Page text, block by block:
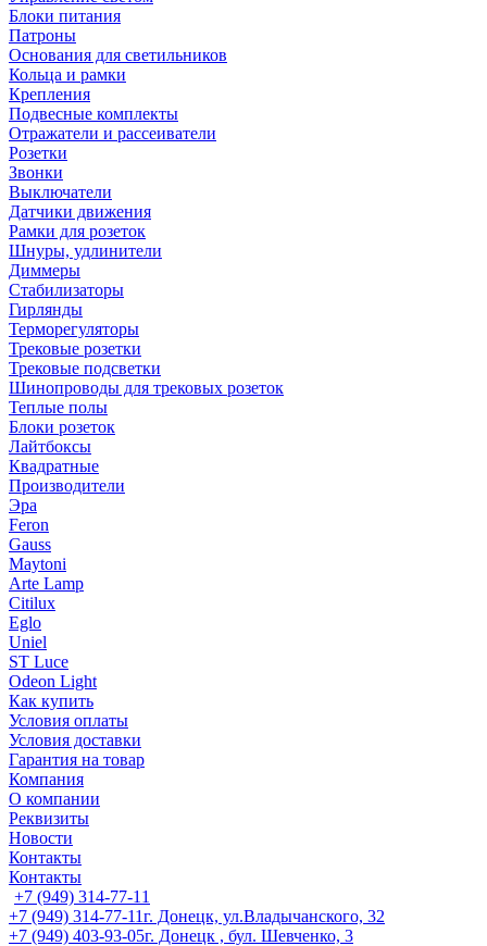
Блоки питания
Патроны
Основания для светильников
Кольца и рамки
Крепления
Подвесные комплекты
Отражатели и рассеиватели
Розетки
Звонки
Выключатели
Датчики движения
Рамки для розеток
Шнуры, удлинители
Диммеры
Стабилизаторы
Гирлянды
Терморегуляторы
Трековые розетки
Трековые подсветки
Шинопроводы для трековых розеток
Теплые полы
Блоки розеток
Лайтбоксы
Квадратные
Производители
Эра
Feron
Gauss
Maytoni
Arte Lamp
Citilux
Eglo
Uniel
ST Luce
Odeon Light
Как купить
Условия оплаты
Условия доставки
Гарантия на товар
Компания
О компании
Реквизиты
Новости
Контакты
Контакты
+7 (949) 314-77-11
+7 (949) 314-77-11г. Донецк, ул.Владычанского, 32
+7 (949) 403-93-05г. Донецк , бул. Шевченко, 3